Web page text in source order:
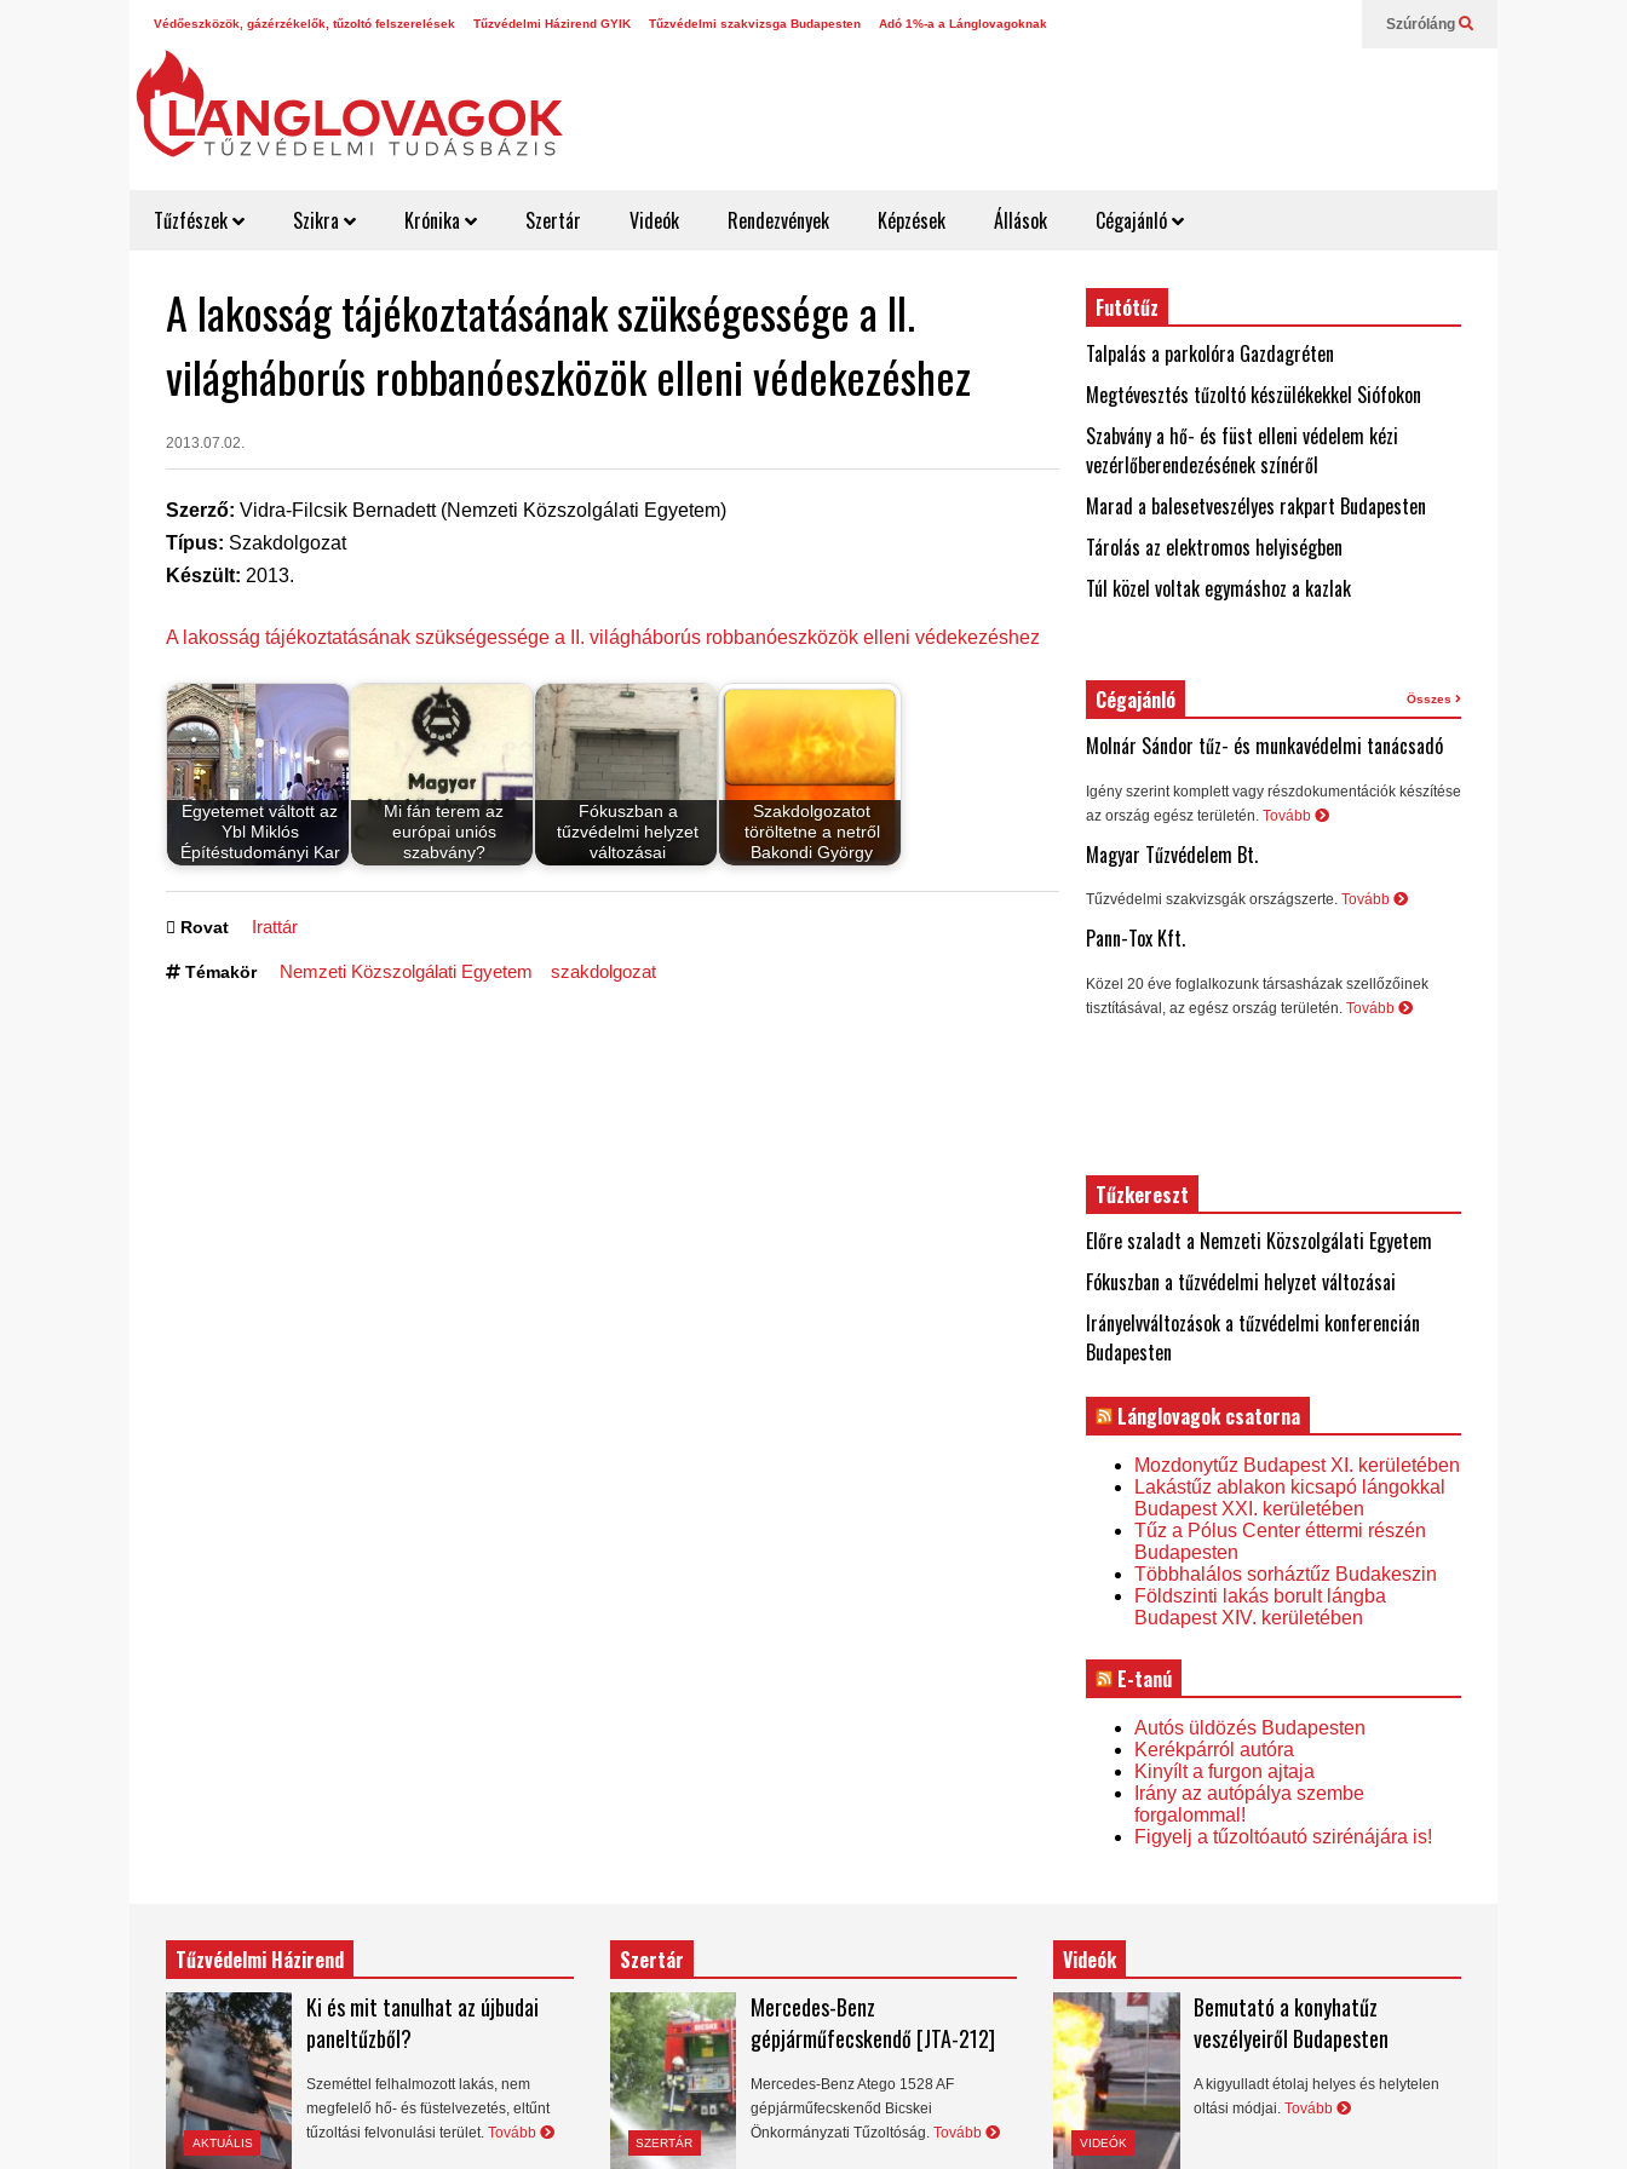
Védőeszközök, gázérzékelők, tűzoltó felszerelések Tűzvédelmi Házirend GYIK Tűzvédelmi szakvizsga Budapesten Adó 1%-a a Lánglovagoknak Szúróláng
Tűzfészek Szikra Krónika Szertár Videók Rendezvények Képzések Állások Cégajánló
A lakosság tájékoztatásának szükségessége a II.
világháborús robbanóeszközök elleni védekezéshez
2013.07.02.
Szerző: Vidra-Filcsik Bernadett (Nemzeti Közszolgálati Egyetem)
Típus: Szakdolgozat
Készült: 2013.
A lakosság tájékoztatásának szükségessége a II. világháborús robbanóeszközök elleni védekezéshez
Egyetemet váltott az
Ybl Miklós
Építéstudományi Kar
Mi fán terem az
európai uniós
szabvány?
Fókuszban a
tűzvédelmi helyzet
változásai
Szakdolgozatot
töröltetne a netről
Bakondi György
Rovat Irattár
Témakör Nemzeti Közszolgálati Egyetem szakdolgozat
Futótűz
Talpalás a parkolóra Gazdagréten
Megtévesztés tűzoltó készülékekkel Siófokon
Szabvány a hő- és füst elleni védelem kézi
vezérlőberendezésének színéről
Marad a balesetveszélyes rakpart Budapesten
Tárolás az elektromos helyiségben
Túl közel voltak egymáshoz a kazlak
Cégajánló Összes
Molnár Sándor tűz- és munkavédelmi tanácsadó
Igény szerint komplett vagy részdokumentációk készítése
az ország egész területén. Tovább
Magyar Tűzvédelem Bt.
Tűzvédelmi szakvizsgák országszerte. Tovább
Pann-Tox Kft.
Közel 20 éve foglalkozunk társasházak szellőzőinek
tisztításával, az egész ország területén. Tovább
Tűzkereszt
Előre szaladt a Nemzeti Közszolgálati Egyetem
Fókuszban a tűzvédelmi helyzet változásai
Irányelvváltozások a tűzvédelmi konferencián
Budapesten
Lánglovagok csatorna
Mozdonytűz Budapest XI. kerületében
Lakástűz ablakon kicsapó lángokkal
Budapest XXI. kerületében
Tűz a Pólus Center éttermi részén
Budapesten
Többhalálos sorháztűz Budakeszin
Földszinti lakás borult lángba
Budapest XIV. kerületében
E-tanú
Autós üldözés Budapesten
Kerékpárról autóra
Kinyílt a furgon ajtaja
Irány az autópálya szembe
forgalommal!
Figyelj a tűzoltóautó szirénájára is!
Tűzvédelmi Házirend
AKTUÁLIS
Ki és mit tanulhat az újbudai
paneltűzből?
Szeméttel felhalmozott lakás, nem
megfelelő hő- és füstelvezetés, eltűnt
tűzoltási felvonulási terület. Tovább
Szertár
SZERTÁR
Mercedes-Benz
gépjárműfecskendő [JTA-212]
Mercedes-Benz Atego 1528 AF
gépjárműfecskenőd Bicskei
Önkormányzati Tűzoltóság. Tovább
Videók
VIDEÓK
Bemutató a konyhatűz
veszélyeiről Budapesten
A kigyulladt étolaj helyes és helytelen
oltási módjai. Tovább